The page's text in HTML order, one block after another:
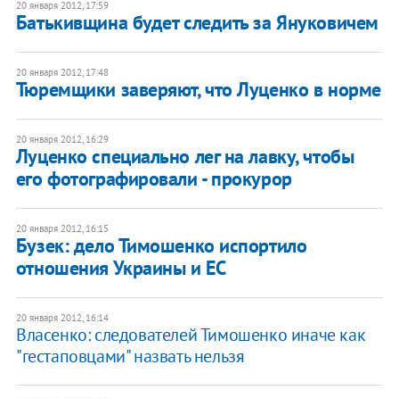
20 января 2012, 17:59
Батькивщина будет следить за Януковичем
20 января 2012, 17:48
Тюремщики заверяют, что Луценко в норме
20 января 2012, 16:29
Луценко специально лег на лавку, чтобы
его фотографировали - прокурор
20 января 2012, 16:15
Бузек: дело Тимошенко испортило
отношения Украины и ЕС
20 января 2012, 16:14
Власенко: следователей Тимошенко иначе как
"гестаповцами" назвать нельзя